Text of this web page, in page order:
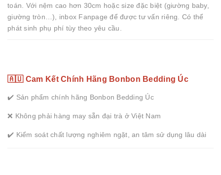
toán. Với nệm cao hơn 30cm hoặc size đặc biệt (giường baby,
giường tròn…), inbox Fanpage để được tư vấn riêng. Có thể
phát sinh phụ phí tùy theo yêu cầu.
🇦🇺 Cam Kết Chính Hãng Bonbon Bedding Úc
✔️ Sản phẩm chính hãng Bonbon Bedding Úc
❌ Không phải hàng may sẵn đại trà ở Việt Nam
✔️ Kiểm soát chất lượng nghiêm ngặt, an tâm sử dụng lâu dài